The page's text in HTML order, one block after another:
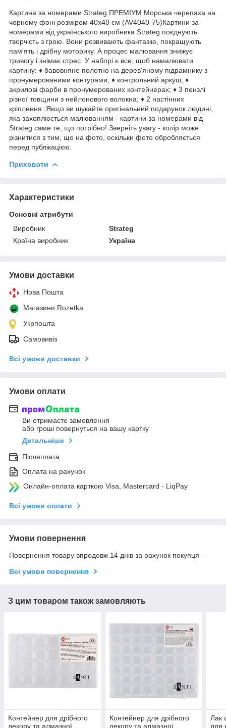
Картина за номерами Strateg ПРЕМІУМ Морська черепаха на
чорному фоні розміром 40х40 см (AV4040-75)Картини за
номерами від українського виробника Strateg поєднують
творчість з грою. Вони розвивають фантазію, покращують
пам'ять і дрібну моторику. А процес малювання знижує
тривогу і знімає стрес. У наборі є все, щоб намалювати
картину: ♦ бавовняне полотно на дерев'яному підрамнику з
пронумерованими контурами; ♦ контрольний аркуш; ♦
акрилові фарби в пронумерованих контейнерах; ♦ 3 пензлі
різної товщини з нейлонового волокна; ♦ 2 настінних
кріплення. Якщо ви шукайте оригінальний подарунок людині,
яка захоплюється малюванням - картини за номерами від
Strateg саме те, що потрібно! Зверніть увагу - колір може
різнитися з тим, що на фото, оскільки фото обробляється
перед публікацією.
Приховати
Характеристики
Основні атрибути
Виробник
Strateg
Країна виробник
Україна
Умови доставки
Нова Пошта
Магазини Rozetka
Укрпошта
Самовивіз
Всі умови доставки
Умови оплати
Ви отримаєте замовлення
або гроші повернуться на вашу картку
Детальніше
Післяплата
Оплата на рахунок
Онлайн-оплата карткою Visa, Mastercard - LiqPay
Всі умови оплати
Умови повернення
Повернення товару впродовж 14 днів за рахунок покупця
Всі умови повернення
З цим товаром також замовляють
Контейнер для дрібного
декору та алмазної
Контейнер для дрібного
декору та алмазної
Лак
для